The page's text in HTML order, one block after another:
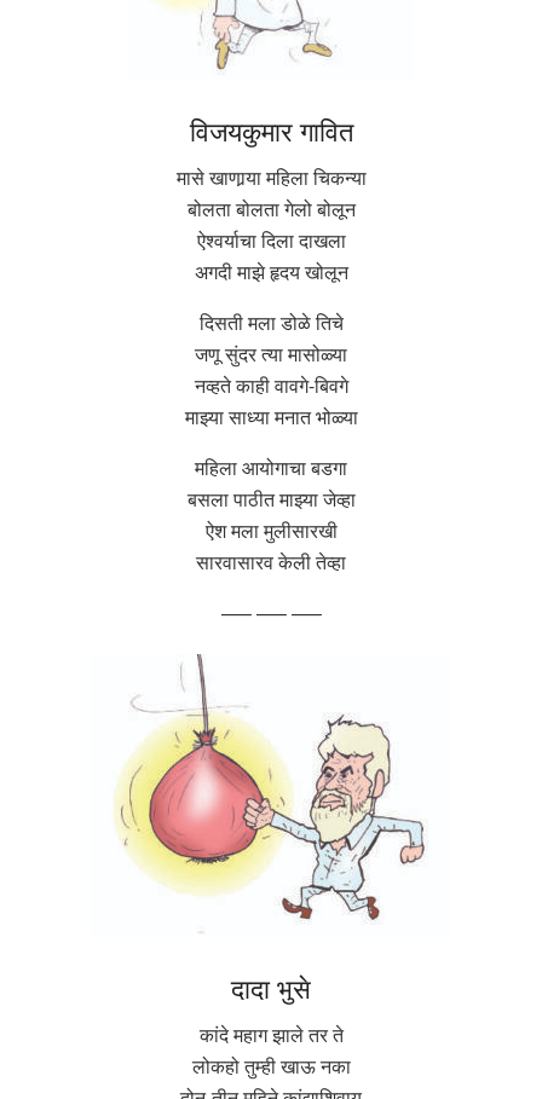
विजयकुमार गावित
मासे खाणार्‍या महिला चिकन्या
बोलता बोलता गेलो बोलून
ऐश्वर्याचा दिला दाखला
अगदी माझे हृदय खोलून
दिसती मला डोळे तिचे
जणू सुंदर त्या मासोळ्या
नव्हते काही वावगे-बिवगे
माझ्या साध्या मनात भोळ्या
महिला आयोगाचा बडगा
बसला पाठीत माझ्या जेव्हा
ऐश मला मुलीसारखी
सारवासारव केली तेव्हा
—– —– —–
दादा भुसे
कांदे महाग झाले तर ते
लोकहो तुम्ही खाऊ नका